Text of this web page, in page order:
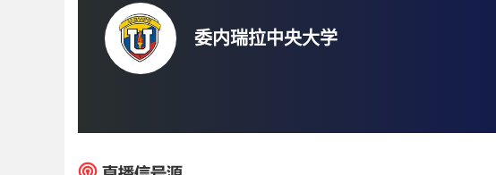
委内瑞拉中央大学